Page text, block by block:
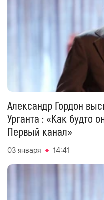
Александр Гордон
Урганта : «Как будто
Первый канал»
03 января 14:41